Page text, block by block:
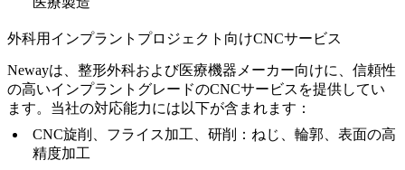
外科用インプラントプロジェクト向けCNCサービス
Newayは、整形外科および医療機器メーカー向けに、信頼性
の高いインプラントグレードのCNCサービスを提供してい
ます。当社の対応能力には以下が含まれます：
CNC旋削、フライス加工、研削
：ねじ、輪郭、表面の高
精度加工